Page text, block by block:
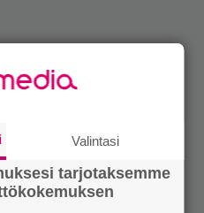
Valintasi
tarjotaksemme